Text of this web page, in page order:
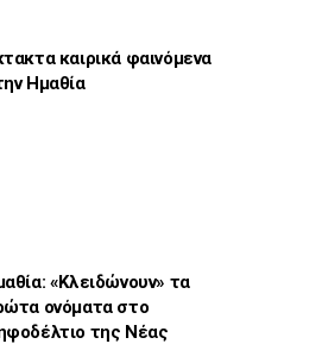
καιρικά φαινόμενα
Ημαθία
«Κλειδώνουν» τα
ονόματα στο
της Νέας